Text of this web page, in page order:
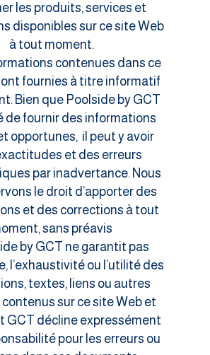
les produits, services et
disponibles sur ce site Web
à tout moment.
contenues dans ce
fournies à titre informatif
Bien que Poolside by GCT
de fournir des informations
opportunes, il peut y avoir
et des erreurs
par inadvertance. Nous
le droit d’apporter des
et des corrections à tout
sans préavis
by GCT ne garantit pas
l’exhaustivité ou l’utilité des
textes, liens ou autres
sur ce site Web et
GCT décline expressément
pour les erreurs ou